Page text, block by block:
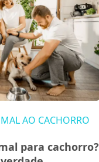
AO CACHORRO
para cachorro?